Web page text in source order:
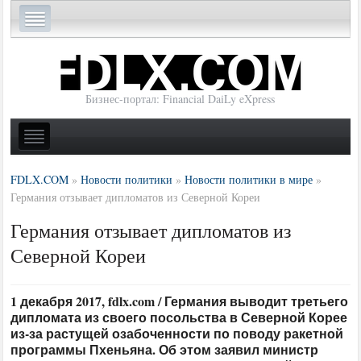
Бизнес-портал: Financial DaiLy eXpress
FDLX.COM »Новости политики »Новости политики в мире »
Германия отзывает дипломатов из Северной Кореи
Германия отзывает дипломатов из
Северной Кореи
1 декабря 2017, fdlx.com / Германия выводит третьего
дипломата из своего посольства в Северной Корее
из-за растущей озабоченности по поводу ракетной
программы Пхеньяна. Об этом заявил министр